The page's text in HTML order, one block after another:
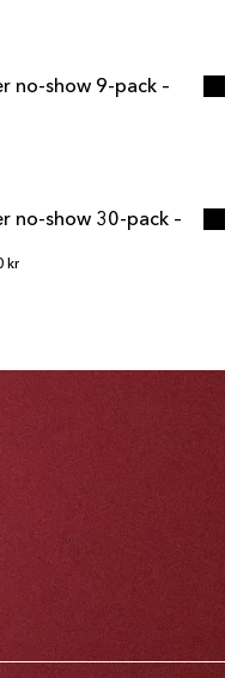
no-show 9-pack –
pris
no-show 30-pack –
pris
kr